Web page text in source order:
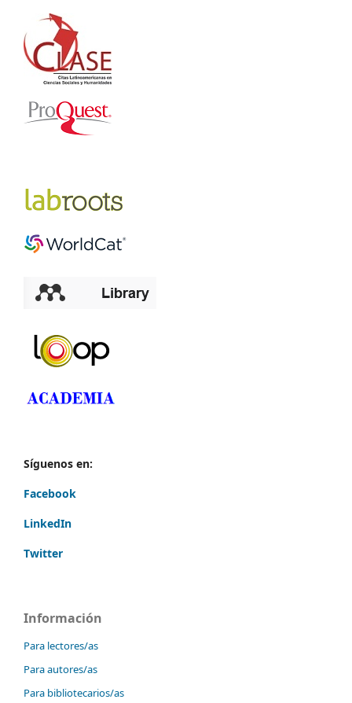
Síguenos en:
Facebook
LinkedIn
Twitter
Información
Para lectores/as
Para autores/as
Para bibliotecarios/as